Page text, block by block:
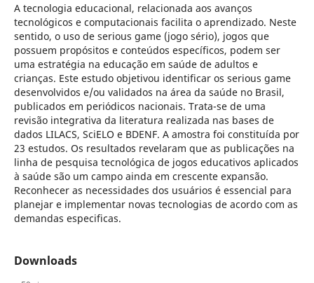
A tecnologia educacional, relacionada aos avanços
tecnológicos e computacionais facilita o aprendizado. Neste
sentido, o uso de serious game (jogo sério), jogos que
possuem propósitos e conteúdos específicos, podem ser
uma estratégia na educação em saúde de adultos e
crianças. Este estudo objetivou identificar os serious game
desenvolvidos e/ou validados na área da saúde no Brasil,
publicados em periódicos nacionais. Trata-se de uma
revisão integrativa da literatura realizada nas bases de
dados LILACS, SciELO e BDENF. A amostra foi constituída por
23 estudos. Os resultados revelaram que as publicações na
linha de pesquisa tecnológica de jogos educativos aplicados
à saúde são um campo ainda em crescente expansão.
Reconhecer as necessidades dos usuários é essencial para
planejar e implementar novas tecnologias de acordo com as
demandas especificas.
Downloads